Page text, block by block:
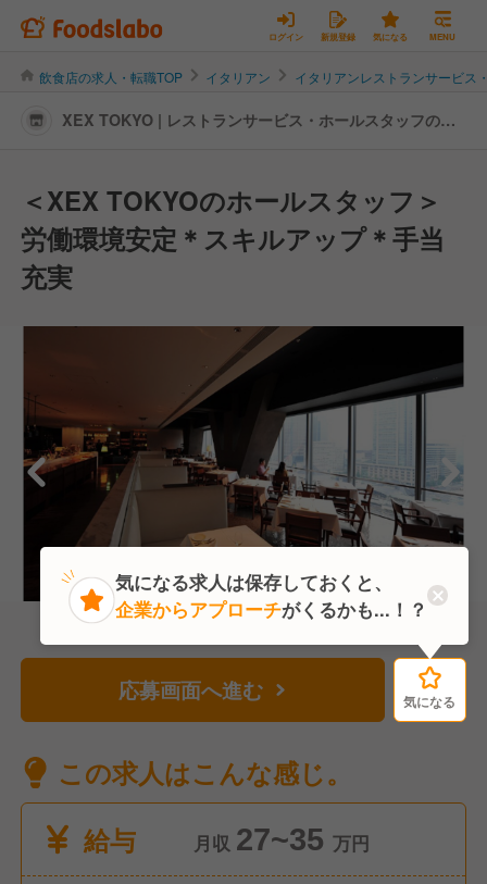
ログイン 新規登録 気になる MENU
飲食店の求人・転職TOP イタリアン イタリアンレストランサービス
XEX TOKYO | レストランサービス・ホールスタッフの転
＜XEX TOKYOのホールスタッフ＞
労働環境安定＊スキルアップ＊手当
充実
応募画面へ進む 気になる
この求人はこんな感じ。
給与
月収 27~35 万円
気になる
気になる求人は保存しておくと、
企業からアプローチがくるかも...！？